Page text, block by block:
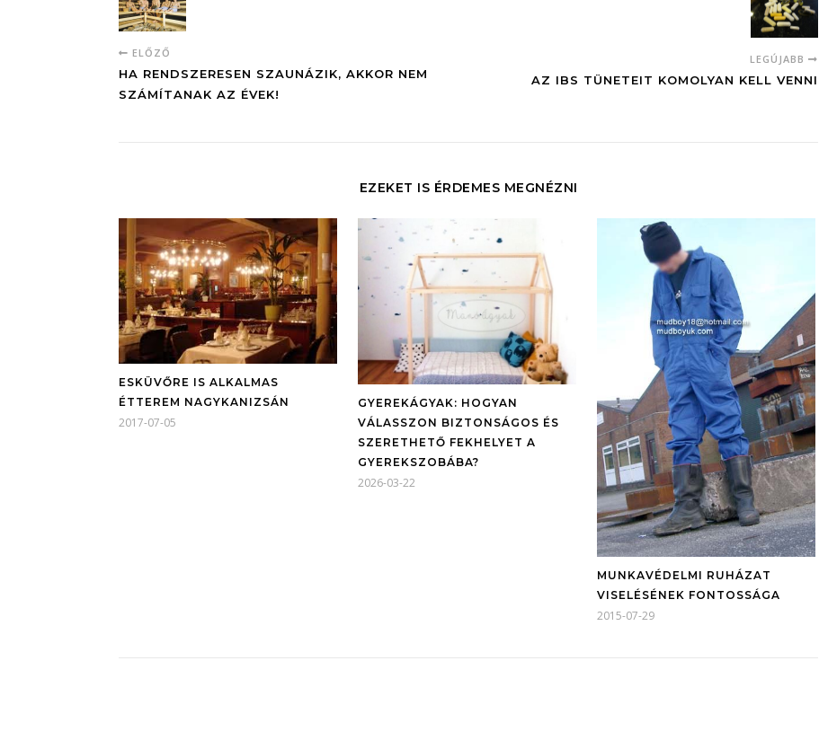
ELŐZŐ
HA RENDSZERESEN SZAUNÁZIK, AKKOR NEM
SZÁMÍTANAK AZ ÉVEK!
LEGÚJABB
AZ IBS TÜNETEIT KOMOLYAN KELL VENNI
EZEKET IS ÉRDEMES MEGNÉZNI
ESKÜVŐRE IS ALKALMAS
ÉTTEREM NAGYKANIZSÁN
2017-07-05
GYEREKÁGYAK: HOGYAN
VÁLASSZON BIZTONSÁGOS ÉS
SZERETHETŐ FEKHELYET A
GYEREKSZOBÁBA?
2026-03-22
MUNKAVÉDELMI RUHÁZAT
VISELÉSÉNEK FONTOSSÁGA
2015-07-29